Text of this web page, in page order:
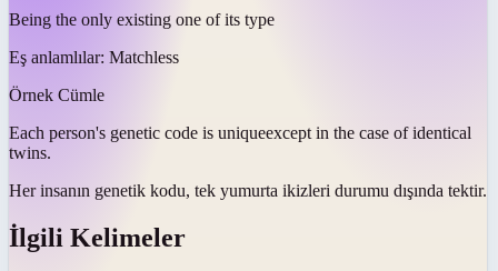
Being the only existing one of its type
Eş anlamlılar: Matchless
Örnek Cümle
Each person's genetic code is uniqueexcept in the case of identical
twins.
Her insanın genetik kodu, tek yumurta ikizleri durumu dışında tektir.
İlgili Kelimeler